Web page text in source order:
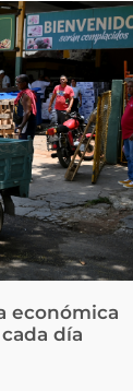
económica
día